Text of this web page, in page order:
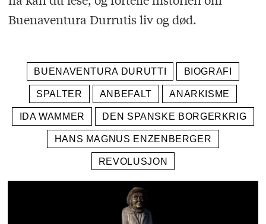
Buenaventura Durrutis liv og død.
BUENAVENTURA DURUTTI BIOGRAFI
SPALTER ANBEFALT ANARKISME
IDA WAMMER DEN SPANSKE BORGERKRIG
HANS MAGNUS ENZENBERGER
REVOLUSJON